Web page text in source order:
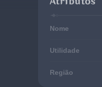
Nome
Utilidade
Região